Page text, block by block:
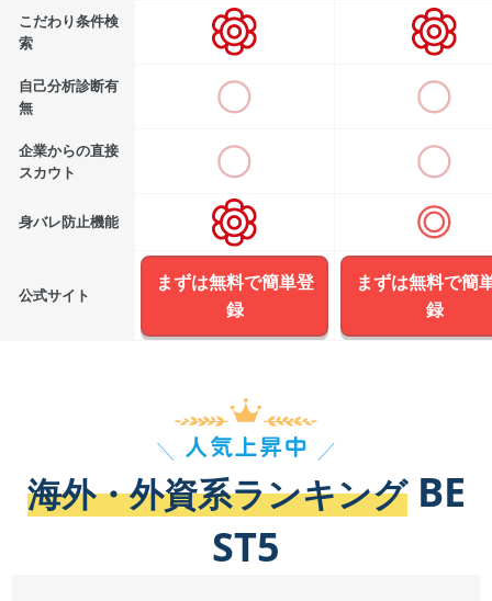
こだわり条件検
索
自己分析診断有
無
企業からの直接
スカウト
身バレ防止機能
公式サイト
まずは無料で簡単登
録
まずは無料で簡
録
海外・外資系ランキング BE
ST5